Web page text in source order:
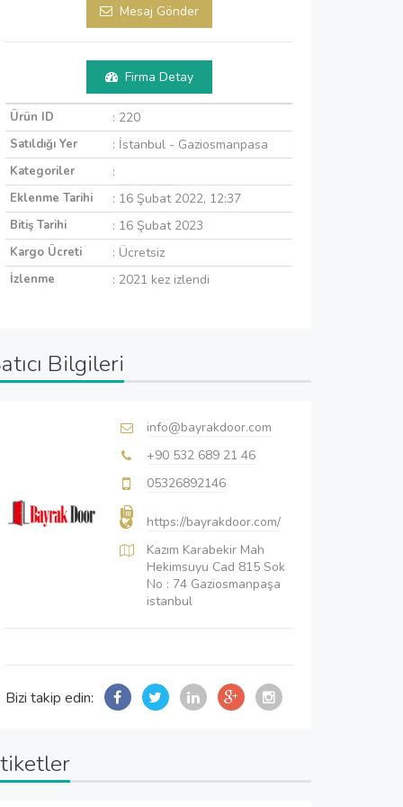
Mesaj Gönder
Firma Detay
Ürün ID : 220
Satıldığı Yer : İstanbul - Gaziosmanpasa
Kategoriler :
Eklenme Tarihi : 16 Şubat 2022, 12:37
Bitiş Tarihi : 16 Şubat 2023
Kargo Ücreti : Ücretsiz
İzlenme : 2021 kez izlendi
Bilgileri
info@bayrakdoor.com
+90 532 689 21 46
05326892146
https://bayrakdoor.com/
Kazım Karabekir Mah
Hekimsuyu Cad 815 Sok
No : 74 Gaziosmanpaşa
istanbul
Bizi takip edin: